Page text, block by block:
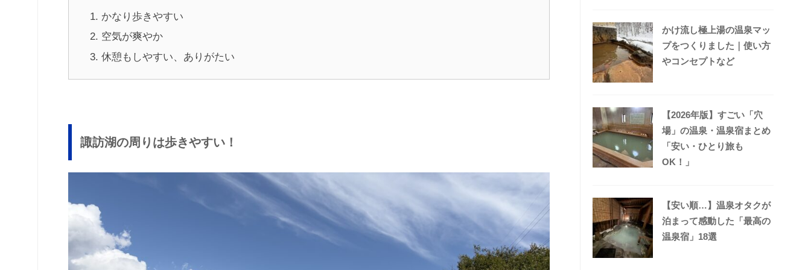
かなり歩きやすい
空気が爽やか
休憩もしやすい、ありがたい
諏訪湖の周りは歩きやすい！
かけ流し極上湯の温泉マッ
プをつくりました｜使い方
やコンセプトなど
【2026年版】すごい「穴
場」の温泉・温泉宿まとめ
「安い・ひとり旅も
OK！」
【安い順…】温泉オタクが
泊まって感動した「最高の
温泉宿」18選